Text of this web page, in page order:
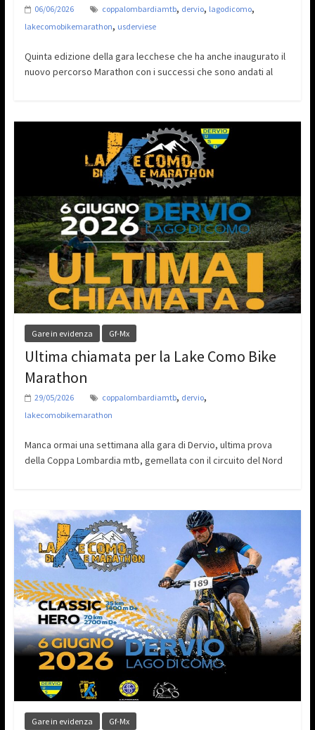
06/06/2026 coppalombardiamtb, dervio, lagodicomo,
lakecomobikemarathon, usderviese
Quinta edizione della gara lecchese che ha anche inaugurato il
nuovo percorso Marathon con i successi che sono andati al
Gare in evidenza Gf-Mx
Ultima chiamata per la Lake Como Bike
Marathon
29/05/2026 coppalombardiamtb, dervio,
lakecomobikemarathon
Manca ormai una settimana alla gara di Dervio, ultima prova
della Coppa Lombardia mtb, gemellata con il circuito del Nord
Gare in evidenza Gf-Mx